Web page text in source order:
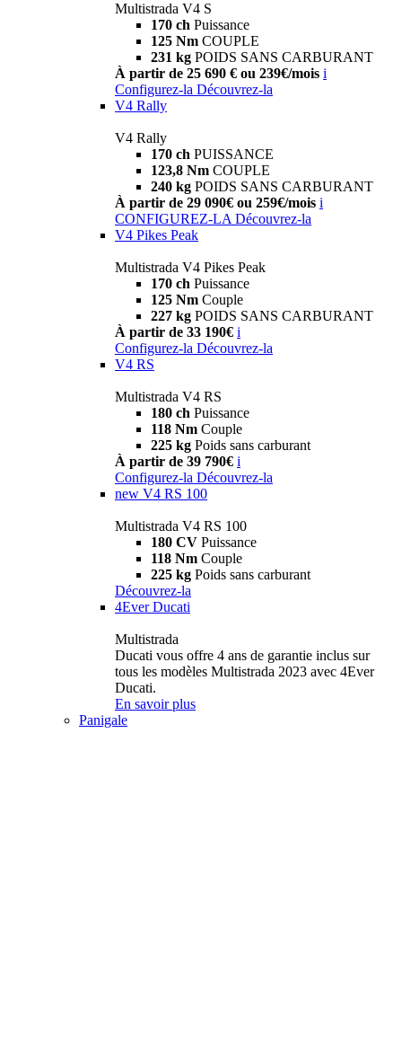
Multistrada V4 S
170 ch Puissance
125 Nm COUPLE
231 kg POIDS SANS CARBURANT
À partir de 25 690 € ou 239€/mois i
Configurez-la Découvrez-la
V4 Rally
V4 Rally
170 ch PUISSANCE
123,8 Nm COUPLE
240 kg POIDS SANS CARBURANT
À partir de 29 090€ ou 259€/mois i
CONFIGUREZ-LA Découvrez-la
V4 Pikes Peak
Multistrada V4 Pikes Peak
170 ch Puissance
125 Nm Couple
227 kg POIDS SANS CARBURANT
À partir de 33 190€ i
Configurez-la Découvrez-la
V4 RS
Multistrada V4 RS
180 ch Puissance
118 Nm Couple
225 kg Poids sans carburant
À partir de 39 790€ i
Configurez-la Découvrez-la
new V4 RS 100
Multistrada V4 RS 100
180 CV Puissance
118 Nm Couple
225 kg Poids sans carburant
Découvrez-la
4Ever Ducati
Multistrada
Ducati vous offre 4 ans de garantie inclus sur
tous les modèles Multistrada 2023 avec 4Ever
Ducati.
En savoir plus
Panigale